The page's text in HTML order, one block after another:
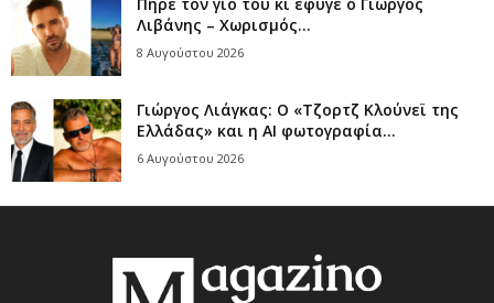
Πήρε τον γιο του κι έφυγε ο Γιώργος
Λιβάνης – Χωρισμός...
8 Αυγούστου 2026
Γιώργος Λιάγκας: Ο «Τζορτζ Κλούνεϊ της
Ελλάδας» και η AI φωτογραφία...
6 Αυγούστου 2026